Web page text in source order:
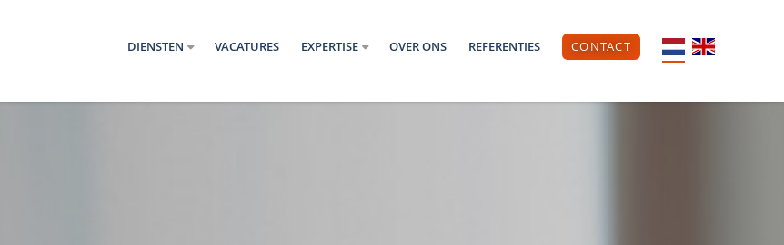
DIENSTEN VACATURES EXPERTISE OVER ONS REFERENTIES CONTACT